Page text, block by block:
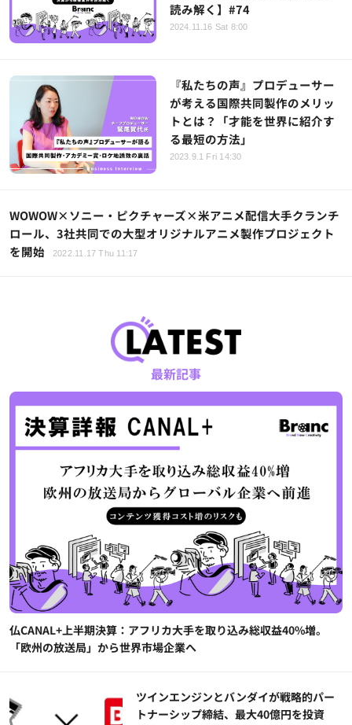
読み解く】#74
2024.11.16 Sat 8:00
『私たちの声』プロデューサー
が考える国際共同製作のメリッ
トとは？「才能を世界に紹介す
る最短の方法」
2023.9.1 Fri 14:30
WOWOW×ソニー・ピクチャーズ×米アニメ配信大手クランチ
ロール、3社共同での大型オリジナルアニメ製作プロジェクト
を開始
2022.11.17 Thu 11:17
最新記事
仏CANAL+上半期決算：アフリカ大手を取り込み総収益40%増。
「欧州の放送局」から世界市場企業へ
ツインエンジンとバンダイが戦略的パー
トナーシップ締結、最大40億円を投資